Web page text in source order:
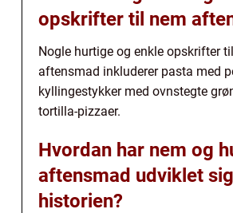
opskrifter til nem
Nogle hurtige og enkle opskrifter
aftensmad inkluderer pasta med
kyllingestykker med ovnstegte
tortilla-pizzaer.
Hvordan har nem og
aftensmad udviklet
historien?